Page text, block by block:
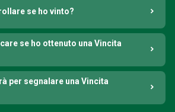
se ho vinto?
se ho ottenuto una Vincita
per segnalare una Vincita